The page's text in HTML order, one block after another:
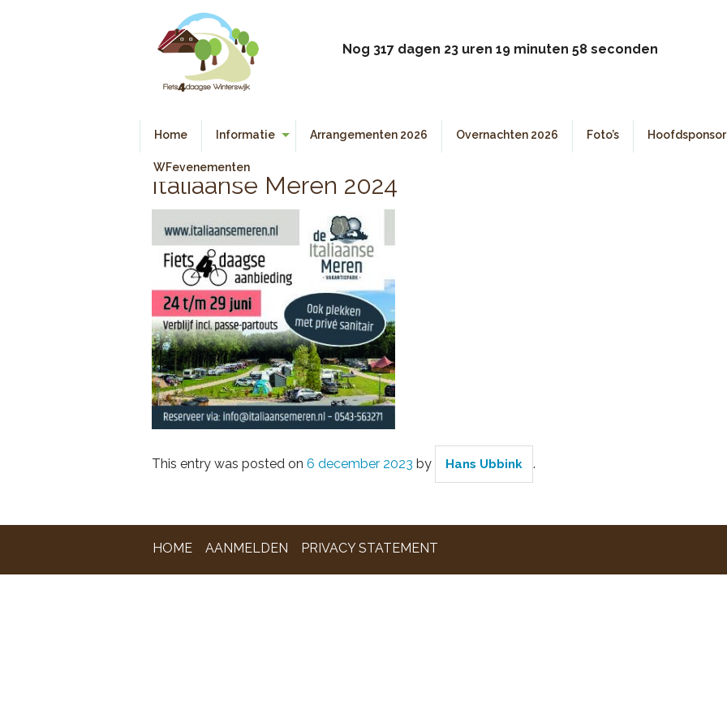
Nog 317 dagen 23 uren 19 minuten 58 seconden
Home Informatie
Algemene Informatie
Deelnemers Informatie
Reglement
Arrangementen 2026 Overnachten 2026 Foto’s
WFevenementen
Italiaanse Meren 2024
This entry was posted on 6 december 2023 by Hans Ubbink .
HOME AANMELDEN PRIVACY STATEMENT